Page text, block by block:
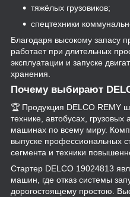
тяжёлых грузовиков;
спецтехники
Благодаря высокому запасу
работает при длительных
эксплуатации и запуске
хранения.
Почему выбирают
🏆 Продукция DELCO REMY
технике, автобусах,
машинах по всему миру.
выпуске профессиональных
сегмента и техники
Стартер DELCO 19024813
машин, где отказ системы
дорогостоящему простою.